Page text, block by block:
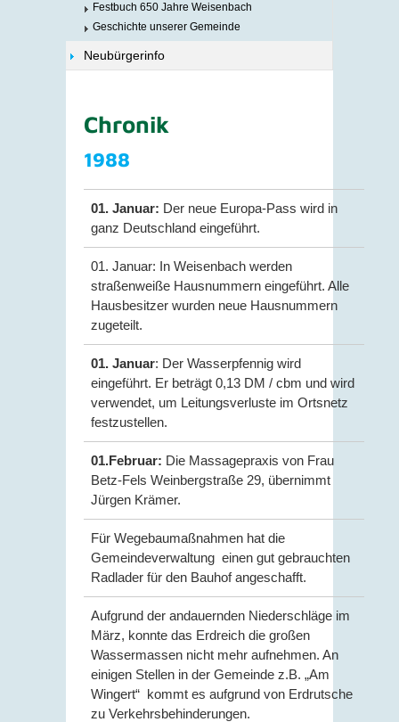
Festbuch 650 Jahre Weisenbach
Geschichte unserer Gemeinde
Neubürgerinfo
Chronik
1988
01. Januar: Der neue Europa-Pass wird in
ganz Deutschland eingeführt.
01. Januar: In Weisenbach werden
straßenweiße Hausnummern eingeführt. Alle
Hausbesitzer wurden neue Hausnummern
zugeteilt.
01. Januar: Der Wasserpfennig wird
eingeführt. Er beträgt 0,13 DM / cbm und wird
verwendet, um Leitungsverluste im Ortsnetz
festzustellen.
01.Februar: Die Massagepraxis von Frau
Betz-Fels Weinbergstraße 29, übernimmt
Jürgen Krämer.
Für Wegebaumaßnahmen hat die
Gemeindeverwaltung einen gut gebrauchten
Radlader für den Bauhof angeschafft.
Aufgrund der andauernden Niederschläge im
März, konnte das Erdreich die großen
Wassermassen nicht mehr aufnehmen. An
einigen Stellen in der Gemeinde z.B. „Am
Wingert“ kommt es aufgrund von Erdrutsche
zu Verkehrsbehinderungen.